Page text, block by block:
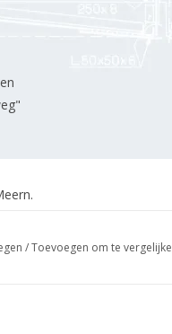
/Toevoegen om te